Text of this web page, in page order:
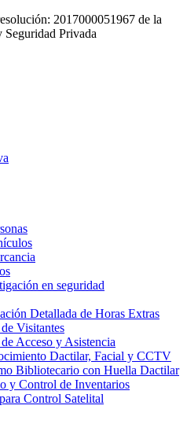
2017000051967 de la
Seguridad Privada
en seguridad
Detallada de Horas Extras
Visitantes
Acceso y Asistencia
Dactilar, Facial y CCTV
Bibliotecario con Huella Dactilar
y Control de Inventarios
Control Satelital